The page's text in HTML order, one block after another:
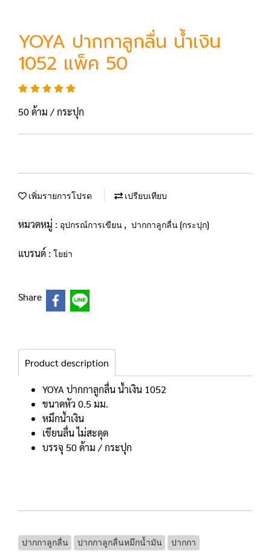
YOYA ปากกาลูกลื่น น้ำเงิน
1052 แพ็ค 50
50 ด้าม / กระปุก
เพิ่มรายการโปรด เปรียบเทียบ
หมวดหมู่ : อุปกรณ์การเขียน , ปากกาลูกลื่น (กระปุก)
แบรนด์ : โยย่า
Share
Product description
YOYA ปากกาลูกลื่น น้ำเงิน 1052
ขนาดหัว 0.5 มม.
หมึกน้ำเงิน
เขียนลื่น ไม่สะดุด
บรรจุ 50 ด้าม / กระปุก
ปากกาลูกลื่น ปากกาลูกลื่นหมึกน้ำมัน ปากกา